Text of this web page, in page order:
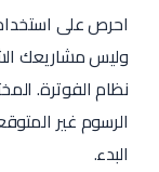
نظام الفوترة.
الرسوم غير
البدء.